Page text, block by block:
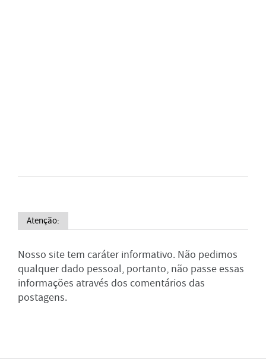
Atenção:
Nosso site tem caráter informativo. Não pedimos
qualquer dado pessoal, portanto, não passe essas
informações através dos comentários das
postagens.